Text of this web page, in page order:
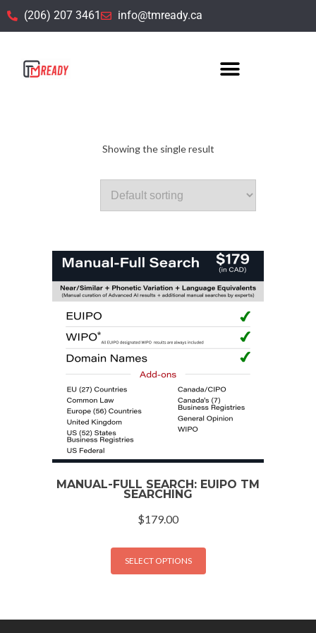
(206) 207 3461 info@tmready.ca
Showing the single result
MANUAL-FULL SEARCH: EUIPO TM
SEARCHING
$179.00
SELECT OPTIONS